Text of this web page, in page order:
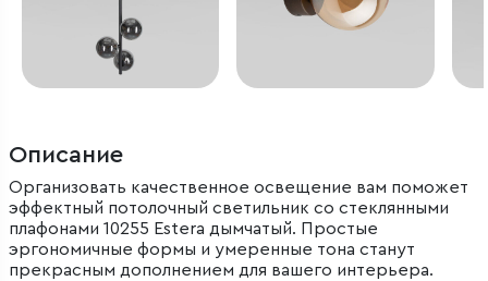
Описание
Организовать качественное освещение вам поможет
эффектный потолочный светильник со стеклянными
плафонами 10255 Estera дымчатый. Простые
эргономичные формы и умеренные тона станут
прекрасным дополнением для вашего интерьера.